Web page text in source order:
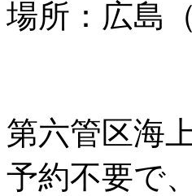
場所：広島
第六管区海
予約不要で